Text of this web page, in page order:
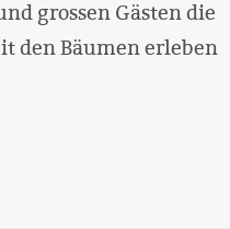
grossen Gästen die
den Bäumen erleben